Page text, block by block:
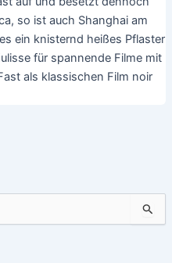
so ist auch Shanghai am
ein knisternd heißes Pflaster
für spannende Filme mit
als klassischen Film noir